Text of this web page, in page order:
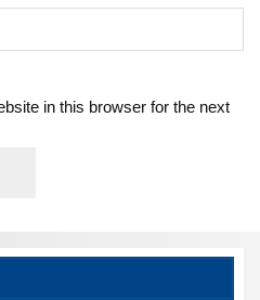
in this browser for the next